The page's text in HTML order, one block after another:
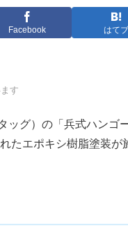
Facebook はてブ
す
ッグ）の「兵式ハンゴ
たエポキシ樹脂塗装